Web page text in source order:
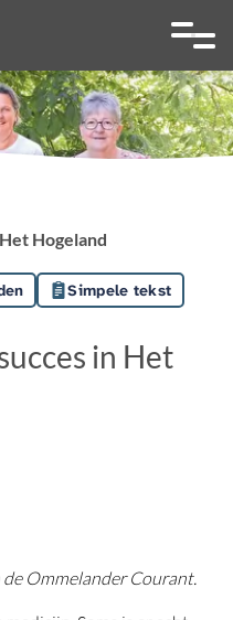
Hoog contrast
Ga naar
Hogeland
Simpele tekst
in Het
Ommelander Courant.